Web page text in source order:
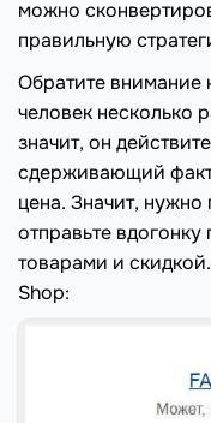
можно
правильную
Обратите внимание
человек несколько
значит, он
сдерживающий
цена. Значит, нужно
отправьте
товарами и
Shop: